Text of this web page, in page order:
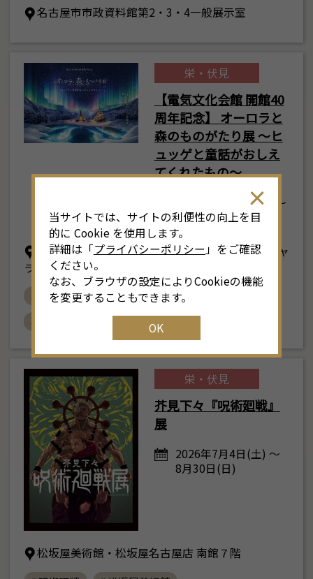
2026年8月
水 木 金
1
2 3 4 5
9 10
16 17 18 19 20
26
<< >>
名古屋市市政資料館第2・3・4一般展示室
栄・伏見
【電気文化会館 開館40
周年記念】 オーロラと
森のものがたり展 ～ヒ
ュッゲと童話がおしえ
てくれたもの～
2026年7月11日(土) ～
8月30日(日)
電気文化会館 5階 イベントホール／東・西ギャ
ラリー （愛知県名古屋市中区栄2丁目2-5）
# 電気文化会館
# オーロラと森のものがたり展
# 北欧
栄・伏見
芥見下々『呪術廻戦』
展
2026年7月4日(土) ～
8月30日(日)
松坂屋美術館・松坂屋名古屋店 南館７階
当サイトでは、サイトの利便性の向上を目
的に Cookie を使用します。
詳細は「プライバシーポリシー 」をご確認
ください。
なお、ブラウザの設定によりCookieの機能
を変更することもできます。
OK